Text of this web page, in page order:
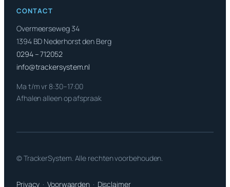
CONTACT
Overmeerseweg 34
1394 BD Nederhorst den Berg
0294 – 712052
info@trackersystem.nl
Ma t/m vr 8:30–17:00
Afhalen alleen op afspraak
© TrackerSystem. Alle rechten voorbehouden.
Privacy · Voorwaarden · Disclaimer